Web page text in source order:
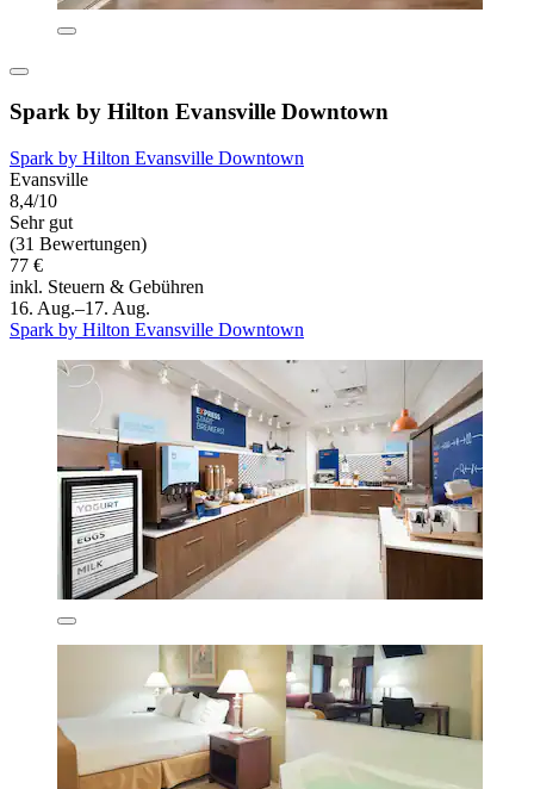
Spark by Hilton Evansville Downtown
Spark by Hilton Evansville Downtown
Evansville
8,4/10
Sehr gut
(31 Bewertungen)
77 €
inkl. Steuern & Gebühren
16. Aug.–17. Aug.
Spark by Hilton Evansville Downtown